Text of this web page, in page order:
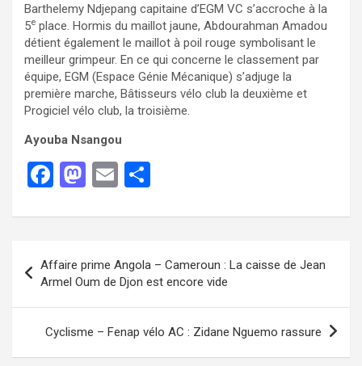
Barthelemy Ndjepang capitaine d’EGM VC s’accroche à la
5e place. Hormis du maillot jaune, Abdourahman Amadou
détient également le maillot à poil rouge symbolisant le
meilleur grimpeur. En ce qui concerne le classement par
équipe, EGM (Espace Génie Mécanique) s’adjuge la
première marche, Bâtisseurs vélo club la deuxième et
Progiciel vélo club, la troisième.
Ayouba Nsangou
F
ce
b
o
o
k
M
st
o
d
o
n
E
ail ta
er
Affaire prime Angola – Cameroun : La caisse de Jean
Armel Oum de Djon est encore vide
Cyclisme – Fenap vélo AC : Zidane Nguemo rassure